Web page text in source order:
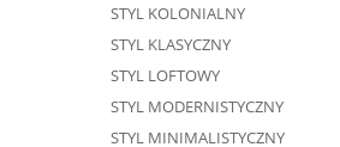
STYL KOLONIALNY
STYL KLASYCZNY
STYL LOFTOWY
STYL MODERNISTYCZNY
STYL MINIMALISTYCZNY